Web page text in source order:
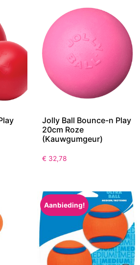
Jolly Ball Bounce-n Play
20cm Roze
(Kauwgumgeur)
€ 32,78
Aanbieding!